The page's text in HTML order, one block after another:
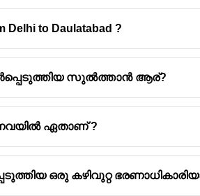
Delhi to Daulatabad ?
സുൽത്താൻ ആര്?
ഏതാണ് ?
ഒരു കഴിവുറ്റ